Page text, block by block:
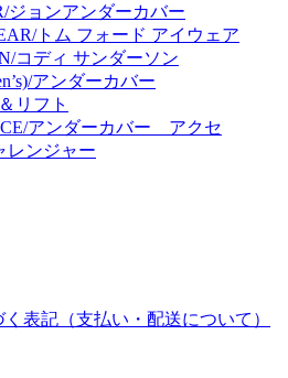
ジョンアンダーカバー
トム フォード アイウェア
コディ サンダーソン
アンダーカバー
リフト
アンダーカバー アクセ
レンジャー
表記（支払い・配送について）